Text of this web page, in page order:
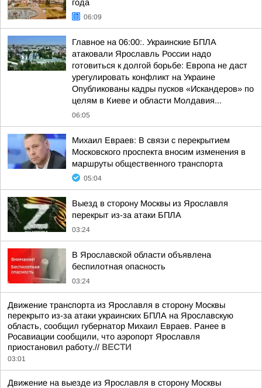
года
06:09
Главное на 06:00:. Украинские БПЛА
атаковали Ярославль России надо
готовиться к долгой борьбе: Европа не даст
урегулировать конфликт на Украине
Опубликованы кадры пусков «Искандеров» по
целям в Киеве и области Молдавия...
06:05
Михаил Евраев: В связи с перекрытием
Московского проспекта вносим изменения в
маршруты общественного транспорта
05:04
Выезд в сторону Москвы из Ярославля
перекрыт из-за атаки БПЛА
03:24
В Ярославской области объявлена
беспилотная опасность
03:24
Движение транспорта из Ярославля в сторону Москвы
перекрыто из-за атаки украинских БПЛА на Ярославскую
область, сообщил губернатор Михаил Евраев. Ранее в
Росавиации сообщили, что аэропорт Ярославля
приостановил работу.// ВЕСТИ
03:01
Движение на выезде из Ярославля в сторону Москвы